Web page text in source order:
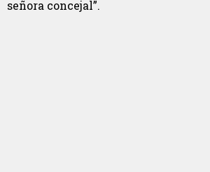
señora concejal”.